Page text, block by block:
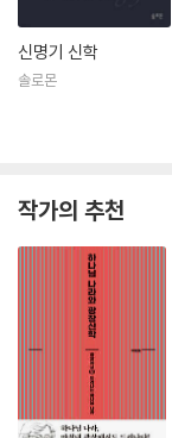
신명기 신학
솔로몬
작가의 추천